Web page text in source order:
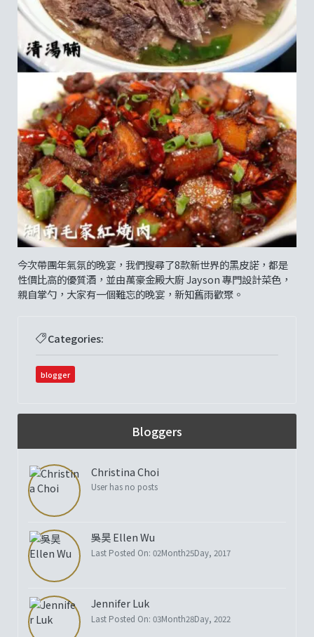
今次帶團年氣氛的晚宴，我們搜尋了8款新世界的黑皮諾，都是
性價比高的優質酒，並由萬豪金殿大廚 Jayson 專門設計菜色，
親自掌勺，大家有一個難忘的晚宴，新知舊雨歡聚。
Categories:
blogger
Bloggers
Christina Choi
User has no posts
吳昊 Ellen Wu
Last Posted On: 02Month25Day, 2017
Jennifer Luk
Last Posted On: 03Month28Day, 2022